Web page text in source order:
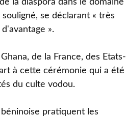
la diaspora dans le domaine
se déclarant « très
».
de la France, des Etats-
à cette cérémonie qui a été
du culte vodou.
pratiquent les